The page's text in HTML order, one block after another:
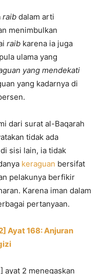
raib dalam arti
menimbulkan
raib karena ia juga
ulama yang
yang mendekati
yang kadarnya di
dari surat al-Baqarah
tidak ada
sisi lain, ia tidak
keraguan bersifat
pelakunya berfikir
Karena iman dalam
pertanyaan.
Ayat 168: Anjuran
ayat 2 menegaskan